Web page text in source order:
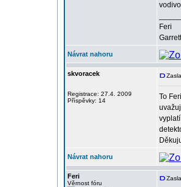
Feri
Návrat nahoru
skvoracek
Registrace: 27.4. 2009
Příspěvky: 14
To
Návrat nahoru
Feri
Věrnost fóru